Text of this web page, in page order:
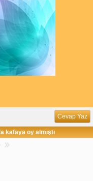
Cevap Yaz
kafaya oy almıştı